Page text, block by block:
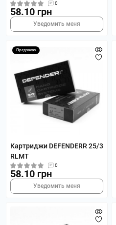
0
58.10 грн
Уведомить меня
Предзаказ
Картриджи DEFENDERR 25/3
RLMT
0
58.10 грн
Уведомить меня